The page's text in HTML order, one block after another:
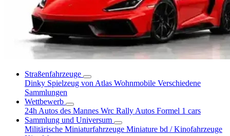
Straßenfahrzeuge
Dinky Spielzeug von Atlas Wohnmobile Verschiedene
Sammlungen
Wettbewerb
24h Autos des Mannes Wrc Rally Autos Formel 1 cars
Sammlung und Universum
Militärische Miniaturfahrzeuge Miniature bd / Kinofahrzeuge